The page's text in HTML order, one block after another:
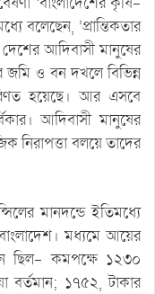
বলেছেন, ‘প্রান্তিকতার
আদিবাসী মানুষের
জমি ও বন দখলে বিভিন্ন
হয়েছে। আর এসবে
আদিবাসী মানুষের
নিরাপত্তা বলয়ে তাদের
মানদন্ডে ইতিমধ্যে
মধ্যমে আয়ের
ছিল- কমপক্ষে ১২৩০
বর্তমান; ১৭৫২, টাকার